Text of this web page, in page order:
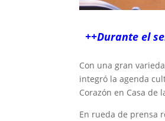
++Durante el
Con una gran
integró la agenda
Corazón en Casa de
En rueda de prensa